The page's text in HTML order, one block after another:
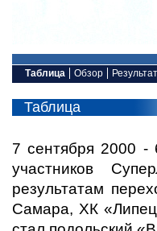
Таблица
Таблица
7 сентября 2000
участников
результатам
Самара, ХК
Обзор